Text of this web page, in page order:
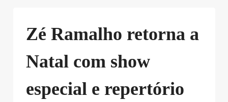
Zé Ramalho retorna a
Natal com show
especial e repertório